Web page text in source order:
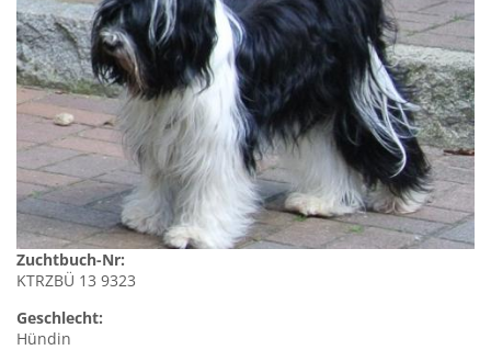
Zuchtbuch-Nr:
KTRZBÜ 13 9323
Geschlecht:
Hündin